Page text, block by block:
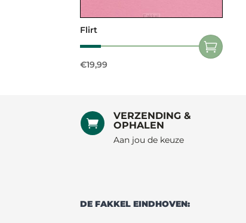
Flirt
€19,99

VERZENDING &
OPHALEN
Aan jou de keuze
DE FAKKEL EINDHOVEN: